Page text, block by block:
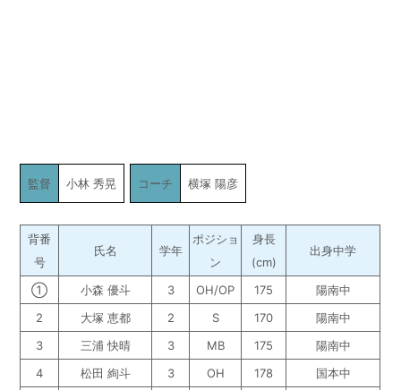
監督 小林 秀晃 コーチ 横塚 陽彦
背番
号
氏名 学年
ポジショ
ン
身長
(cm)
出身中学
① 小森 優斗 3 OH/OP 175
陽南中
2
大塚 恵都 2 S 170
陽南中
3
三浦 快晴 3 MB 175
陽南中
4
松田 絢斗 3 OH 178
国本中